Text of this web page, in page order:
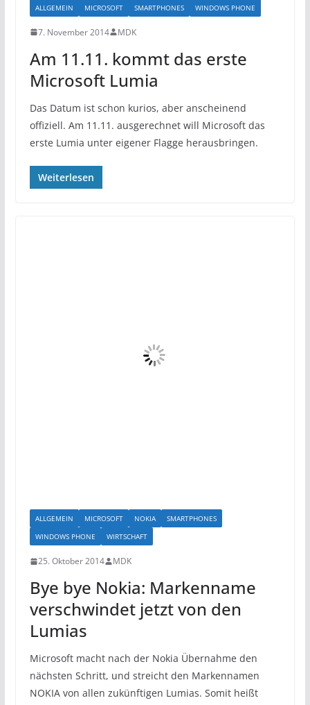
ALLGEMEIN MICROSOFT SMARTPHONES WINDOWS PHONE
7. November 2014 MDK
Am 11.11. kommt das erste
Microsoft Lumia
Das Datum ist schon kurios, aber anscheinend
offiziell. Am 11.11. ausgerechnet will Microsoft das
erste Lumia unter eigener Flagge herausbringen.
Weiterlesen
ALLGEMEIN MICROSOFT NOKIA
SMARTPHONES
WINDOWS PHONE
WIRTSCHAFT
25. Oktober 2014 MDK
Bye bye Nokia: Markenname
verschwindet jetzt von den
Lumias
Microsoft macht nach der Nokia Übernahme den
nächsten Schritt, und streicht den Markennamen
NOKIA von allen zukünftigen Lumias. Somit heißt